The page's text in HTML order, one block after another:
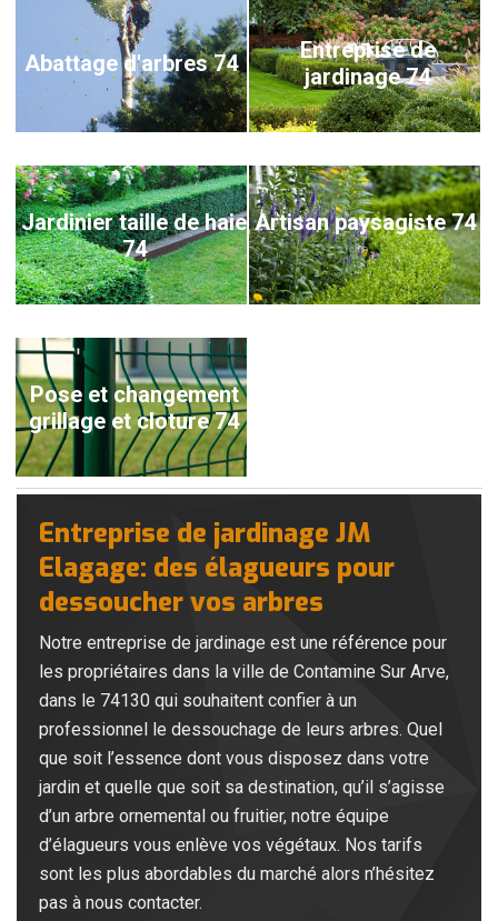
Abattage d'arbres 74
Entreprise de
jardinage 74
Jardinier taille de haie
74
Artisan paysagiste 74
Pose et changement
grillage et cloture 74
Entreprise de jardinage JM
Elagage: des élagueurs pour
dessoucher vos arbres
Notre entreprise de jardinage est une référence pour
les propriétaires dans la ville de Contamine Sur Arve,
dans le 74130 qui souhaitent confier à un
professionnel le dessouchage de leurs arbres. Quel
que soit l’essence dont vous disposez dans votre
jardin et quelle que soit sa destination, qu’il s’agisse
d’un arbre ornemental ou fruitier, notre équipe
d’élagueurs vous enlève vos végétaux. Nos tarifs
sont les plus abordables du marché alors n’hésitez
pas à nous contacter.